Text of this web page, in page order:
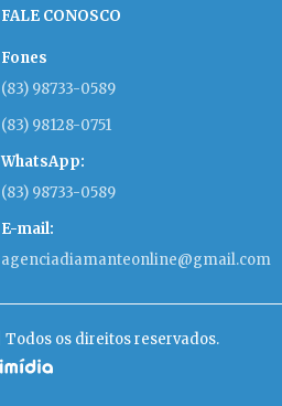
na Paraíba
Estratégia prevê mobilização
ampliar a cobertura vacinal
fevereiro.
05/02/2026
Após cinco anos de
vacinação, covid
ainda preocupa
Em 2025, foram registradas 1,7
infecção da doença.